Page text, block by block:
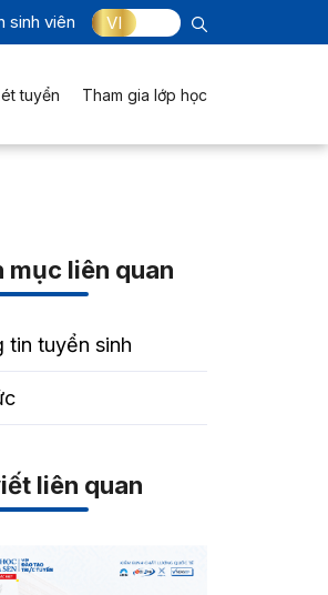
sinh viên VI
tuyển Tham gia lớp học
mục liên quan
tin tuyển sinh
liên quan